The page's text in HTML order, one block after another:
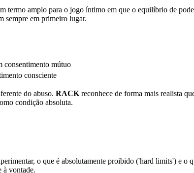
amplo para o jogo íntimo em que o equilíbrio de
sempre em primeiro lugar.
consentimento mútuo
consciente
do abuso. RACK reconhece de forma mais realista
condição absoluta.
o que é absolutamente proibido ('hard limits') e o
à vontade.